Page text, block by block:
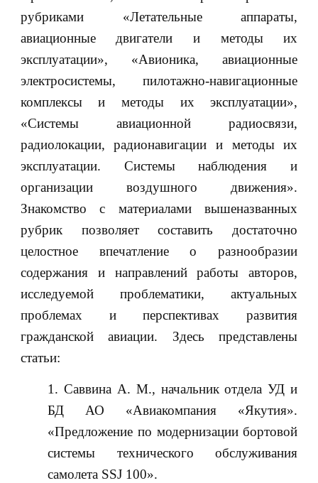
рубриками «Летательные аппараты,
авиационные двигатели и методы их
эксплуатации», «Авионика, авиационные
электросистемы, пилотажно-навигационные
комплексы и методы их эксплуатации»,
«Системы авиационной радиосвязи,
радиолокации, радионавигации и методы их
эксплуатации. Системы наблюдения и
организации воздушного движения».
Знакомство с материалами вышеназванных
рубрик позволяет составить достаточно
целостное впечатление о разнообразии
содержания и направлений работы авторов,
исследуемой проблематики, актуальных
проблемах и перспективах развития
гражданской авиации. Здесь представлены
статьи:
Cаввина А. М., начальник отдела УД и
БД АО «Авиакомпания «Якутия».
«Предложение по модернизации бортовой
системы технического обслуживания
самолета SSJ 100».